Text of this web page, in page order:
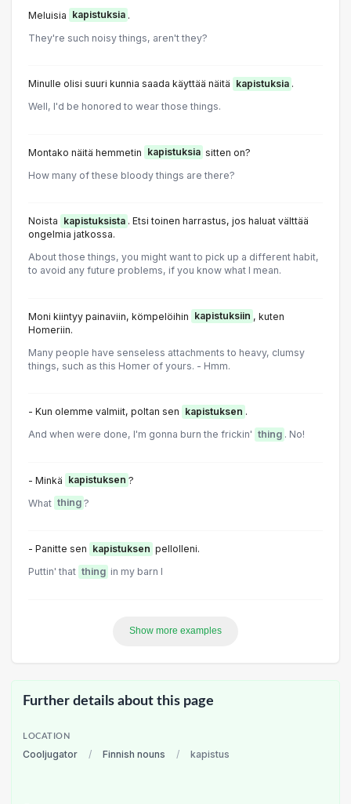
Meluisia kapistuksia .
They're such noisy things, aren't they?
Minulle olisi suuri kunnia saada käyttää näitä kapistuksia .
Well, I'd be honored to wear those things.
Montako näitä hemmetin kapistuksia sitten on?
How many of these bloody things are there?
Noista kapistuksista . Etsi toinen harrastus, jos haluat välttää
ongelmia jatkossa.
About those things, you might want to pick up a different habit,
to avoid any future problems, if you know what I mean.
Moni kiintyy painaviin, kömpelöihin kapistuksiin , kuten
Homeriin.
Many people have senseless attachments to heavy, clumsy
things, such as this Homer of yours. - Hmm.
- Kun olemme valmiit, poltan sen kapistuksen .
And when were done, I'm gonna burn the frickin' thing . No!
- Minkä kapistuksen ?
What thing ?
- Panitte sen kapistuksen pellolleni.
Puttin' that thing in my barn I
Show more examples
Further details about this page
LOCATION
Cooljugator / Finnish nouns / kapistus